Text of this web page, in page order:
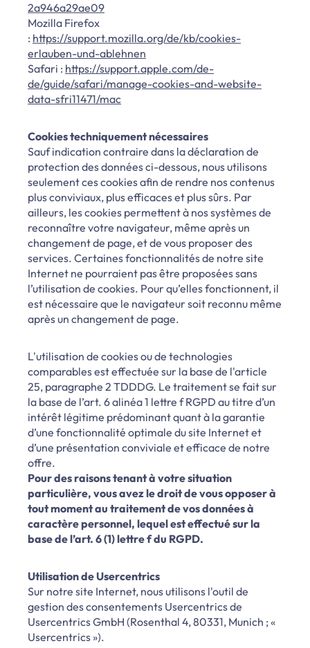
2a946a29ae09
Mozilla Firefox
: https://support.mozilla.org/de/kb/cookies-
erlauben-und-ablehnen
Safari : https://support.apple.com/de-
de/guide/safari/manage-cookies-and-website-
data-sfri11471/mac
Cookies techniquement nécessaires
Sauf indication contraire dans la déclaration de
protection des données ci-dessous, nous utilisons
seulement ces cookies afin de rendre nos contenus
plus conviviaux, plus efficaces et plus sûrs. Par
ailleurs, les cookies permettent à nos systèmes de
reconnaître votre navigateur, même après un
changement de page, et de vous proposer des
services. Certaines fonctionnalités de notre site
Internet ne pourraient pas être proposées sans
l’utilisation de cookies. Pour qu’elles fonctionnent, il
est nécessaire que le navigateur soit reconnu même
après un changement de page.
L'utilisation de cookies ou de technologies
comparables est effectuée sur la base de l'article
25, paragraphe 2 TDDDG. Le traitement se fait sur
la base de l’art. 6 alinéa 1 lettre f RGPD au titre d’un
intérêt légitime prédominant quant à la garantie
d’une fonctionnalité optimale du site Internet et
d’une présentation conviviale et efficace de notre
offre.
Pour des raisons tenant à votre situation
particulière, vous avez le droit de vous opposer à
tout moment au traitement de vos données à
caractère personnel, lequel est effectué sur la
base de l’art. 6 (1) lettre f du RGPD.
Utilisation de Usercentrics
Sur notre site Internet, nous utilisons l'outil de
gestion des consentements Usercentrics de
Usercentrics GmbH (Rosenthal 4, 80331, Munich ; «
Usercentrics »).